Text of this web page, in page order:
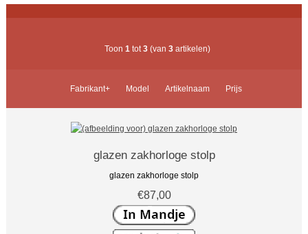
Toon 1 tot 3 (van 3 artikelen)
Fabrikant+ Model Artikelnaam Prijs
glazen zakhorloge stolp
glazen zakhorloge stolp
€87,00